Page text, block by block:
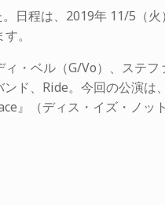
日程は、2019年 11/5（
。
・ベル（G/Vo）、ステ
ド、Ride。今回の公演は
』（ディス・イズ・ノッ